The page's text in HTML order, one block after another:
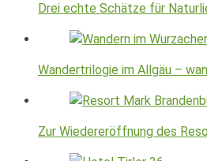
Drei echte Schätze für
Wandertrilogie im Allgäu –
Zur Wiedereröffnung des